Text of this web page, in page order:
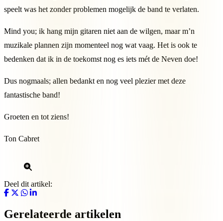
speelt was het zonder problemen mogelijk de band te verlaten.
Mind you; ik hang mijn gitaren niet aan de wilgen, maar m’n
muzikale plannen zijn momenteel nog wat vaag. Het is ook te
bedenken dat ik in de toekomst nog es iets mét de Neven doe!
Dus nogmaals; allen bedankt en nog veel plezier met deze
fantastische band!
Groeten en tot ziens!
Ton Cabret
Deel dit artikel:
Gerelateerde artikelen